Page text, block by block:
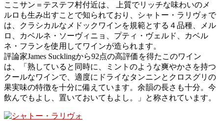
ここサン＝テステフ村付近は、 上質でリッチな味わいのメ
ルロも生み出すことで知られており、シャトー・ラリヴォで
は、クラシカルなメドックワインを規範とする４品種、メル
ロ、カベルネ・ソーヴィニョ、プティ・ヴェルド、カベル
ネ・フランを使用してワインが造られます。
評論家James Sucklingから92点の高評価を得たこのワイン
は、「熟していると同時に、ミントのような爽やかさを持つ
クールなワインで、適度にドライなタンニンとクロスグリの
果実味の特徴を十分に備えています。余韻の長さも十分。今
飲んでもよし、置いておいてもよし。」と称されています。